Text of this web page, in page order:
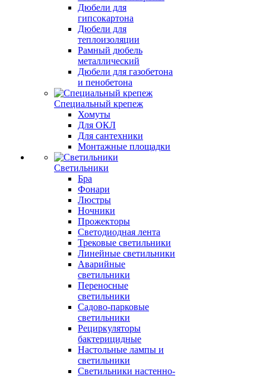
Дюбели для
гипсокартона
Дюбели для
теплоизоляции
Рамный дюбель
металлический
Дюбели для газобетона
и пенобетона
Специальный крепеж
Хомуты
Для ОКЛ
Для сантехники
Монтажные площадки
Светильники
Бра
Фонари
Люстры
Ночники
Прожекторы
Светодиодная лента
Трековые светильники
Линейные светильники
Аварийные
светильники
Переносные
светильники
Садово-парковые
светильники
Рециркуляторы
бактерицидные
Настольные лампы и
светильники
Светильники настенно-